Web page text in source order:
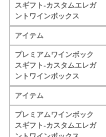
スギフト-カスタムエレガ
ントワインボックス
アイテム
プレミアムワインボック
スギフト-カスタムエレガ
ントワインボックス
アイテム
プレミアムワインボック
スギフト-カスタムエレガ